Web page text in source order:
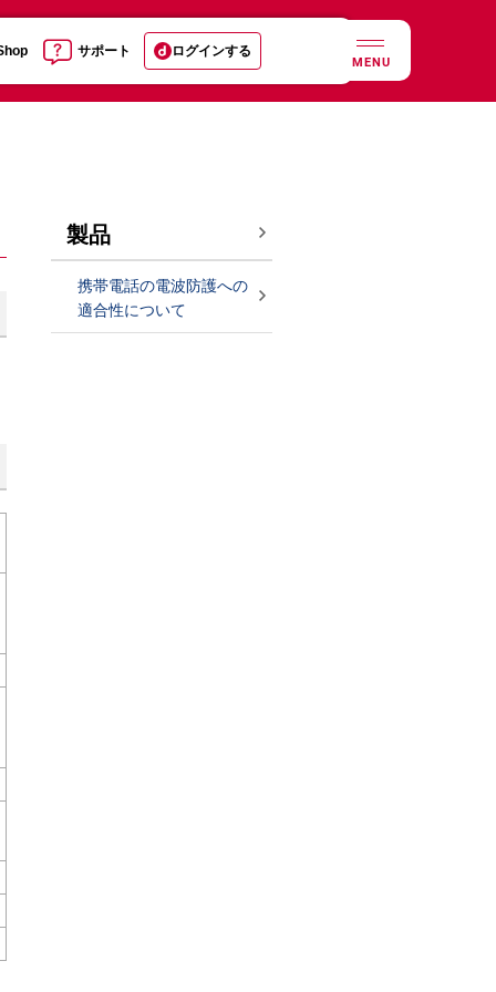
サポート ログインする
MENU
製品
携帯電話の電波防護への
適合性について